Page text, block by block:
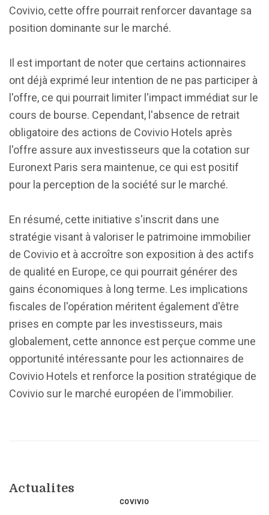
Covivio, cette offre pourrait renforcer davantage sa
position dominante sur le marché.
Il est important de noter que certains actionnaires
ont déjà exprimé leur intention de ne pas participer à
l'offre, ce qui pourrait limiter l'impact immédiat sur le
cours de bourse. Cependant, l'absence de retrait
obligatoire des actions de Covivio Hotels après
l'offre assure aux investisseurs que la cotation sur
Euronext Paris sera maintenue, ce qui est positif
pour la perception de la société sur le marché.
En résumé, cette initiative s'inscrit dans une
stratégie visant à valoriser le patrimoine immobilier
de Covivio et à accroître son exposition à des actifs
de qualité en Europe, ce qui pourrait générer des
gains économiques à long terme. Les implications
fiscales de l'opération méritent également d'être
prises en compte par les investisseurs, mais
globalement, cette annonce est perçue comme une
opportunité intéressante pour les actionnaires de
Covivio Hotels et renforce la position stratégique de
Covivio sur le marché européen de l'immobilier.
Actualites
COVIVIO